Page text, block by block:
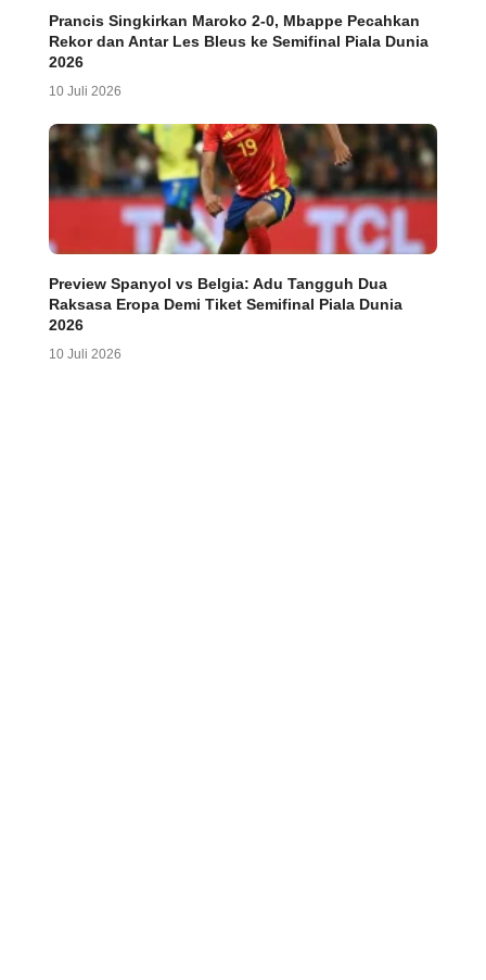
Prancis Singkirkan Maroko 2-0, Mbappe Pecahkan
Rekor dan Antar Les Bleus ke Semifinal Piala Dunia
2026
10 Juli 2026
Preview Spanyol vs Belgia: Adu Tangguh Dua
Raksasa Eropa Demi Tiket Semifinal Piala Dunia
2026
10 Juli 2026